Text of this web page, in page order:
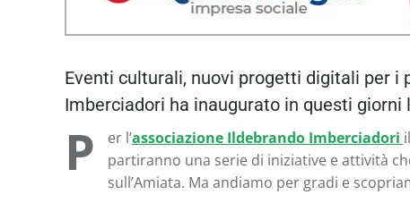
Eventi culturali, nuovi progetti digitali per i
Imberciadori ha inaugurato in questi
P er l’associazione Ildebrando Imberciadori
partiranno una serie di iniziative e attività
sull’Amiata. Ma andiamo per gradi e